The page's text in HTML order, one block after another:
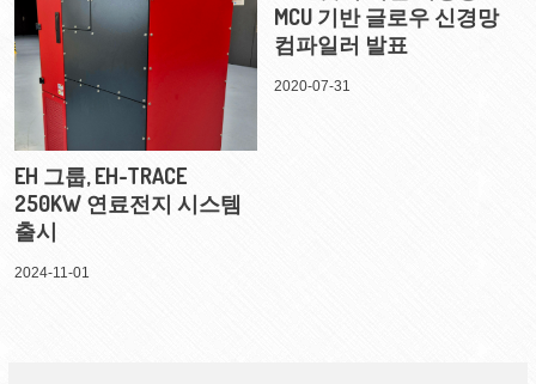
EH 그룹, EH-TRACE
250KW 연료전지 시스템
출시
2024-11-01
MCU 기반 글로우 신경망
컴파일러 발표
2020-07-31